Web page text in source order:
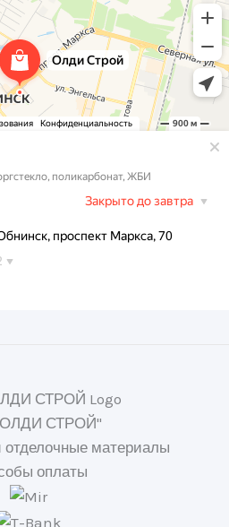
СТРОЙ"
отделочные материалы
оплаты